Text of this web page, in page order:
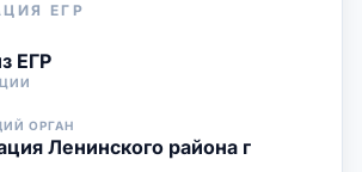
ЕГР
ЕГР
ОРГАН
Ленинского района г